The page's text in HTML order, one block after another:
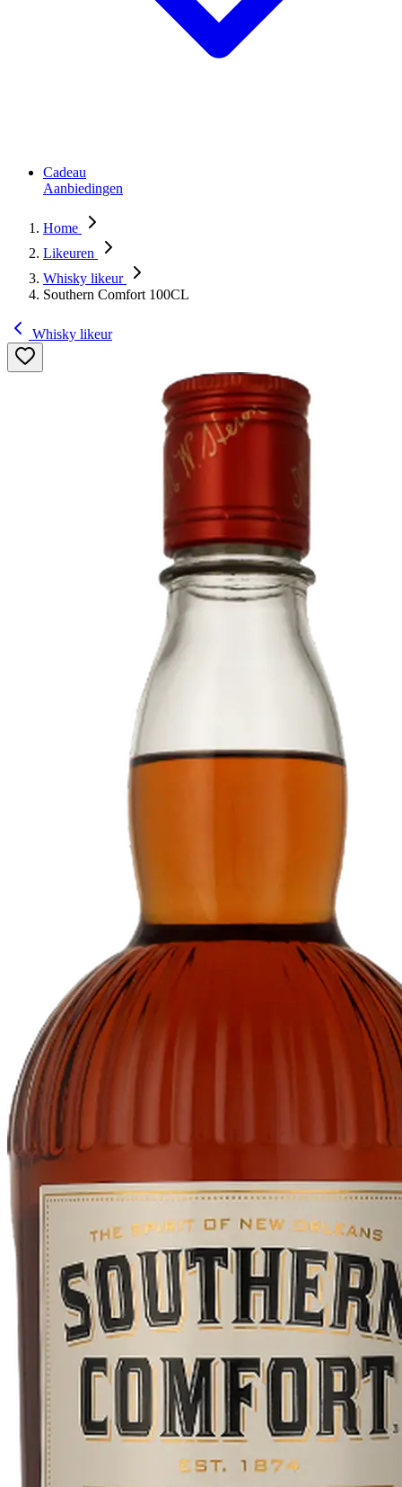
Cadeau
Aanbiedingen
Home
Likeuren
Whisky likeur
Southern Comfort 100CL
Whisky likeur